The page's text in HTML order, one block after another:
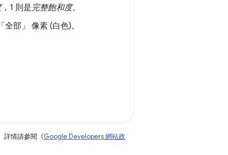
，1 則是完整飽和度。
全部」
像素 (白色)。
詳情請參閱《Google Developers 網站政